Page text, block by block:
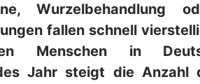
Wurzelbehandlung
fallen schnell
Menschen in
Jahr steigt die Anzahl